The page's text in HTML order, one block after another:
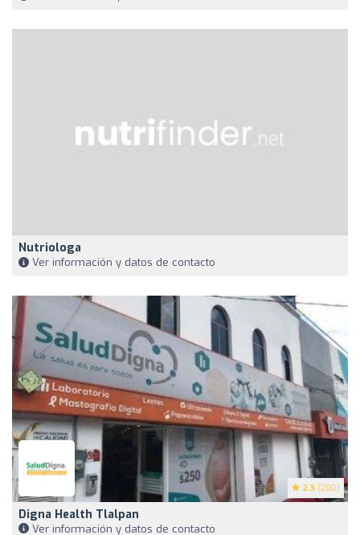
Nutriologa
Ver información y datos de contacto
2.3 (200)
Digna Health Tlalpan
Ver información y datos de contacto